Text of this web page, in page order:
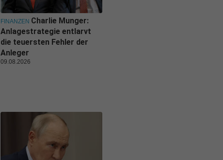
FINANZEN Charlie Munger:
Anlagestrategie entlarvt
die teuersten Fehler der
Anleger
09.08.2026